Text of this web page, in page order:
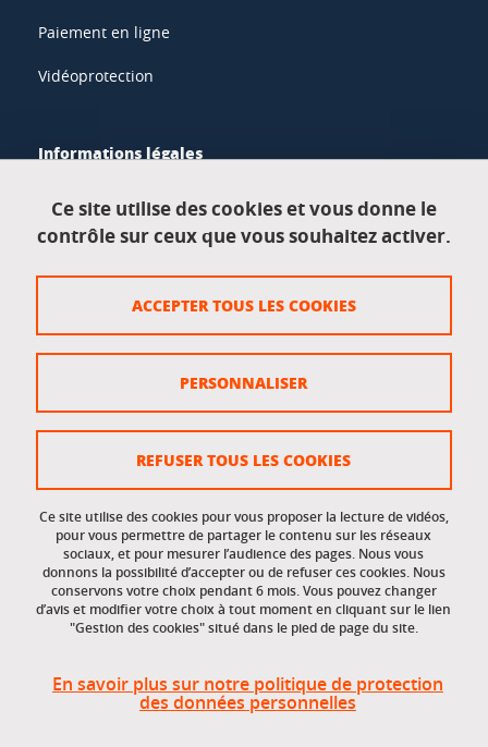
Paiement en ligne
Vidéoprotection
Informations légales
Données personnelles
Crédits
Gestion des cookies
Accessibilité : non conforme
Accès réservés
Intranet des étudiants et des personnels
Ce site utilise des cookies et vous donne le
contrôle sur ceux que vous souhaitez activer.
Ce site utilise des cookies pour vous proposer la lecture de vidéos,
pour vous permettre de partager le contenu sur les réseaux
sociaux, et pour mesurer l’audience des pages. Nous vous
donnons la possibilité d’accepter ou de refuser ces cookies. Nous
conservons votre choix pendant 6 mois. Vous pouvez changer
d’avis et modifier votre choix à tout moment en cliquant sur le lien
"Gestion des cookies" situé dans le pied de page du site.
En savoir plus sur notre politique de protection
des données personnelles
ACCEPTER TOUS LES COOKIES
REFUSER TOUS LES COOKIES
PERSONNALISER